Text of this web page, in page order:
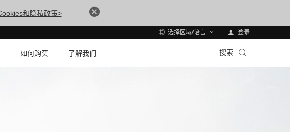
和隐私政策>
选择区域/语言 登录
如何购买 了解我们 搜索